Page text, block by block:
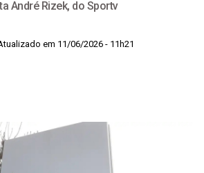
André Rizek, do Sportv
em 11/06/2026 - 11h21